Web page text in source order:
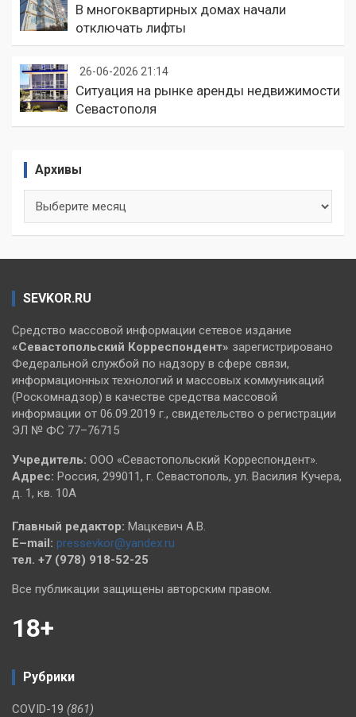
В многоквартирных домах начали
отключать лифты
26-06-2026 21:14
Ситуация на рынке аренды недвижимости
Севастополя
Архивы
SEVKOR.RU
Средство массовой информации сетевое издание
«Севастопольский Корреспондент» зарегистрировано
Федеральной службой по надзору в сфере связи,
информационных технологий и массовых коммуникаций
(Роскомнадзор) в качестве средства массовой
информации от 06.09.2019 г., свидетельство о регистрации
ЭЛ № ФС 77–76715
Учредитель: ООО «Севастопольский Корреспондент».
Адрес: Россия, 299011, г. Севастополь, ул. Василия Кучера,
д. 1, кв. 10А
Главный редактор: Мацкевич А.В.
E–mail: pressevkor@yandex.ru
тел. +7 (978) 918-52-25
Все публикации защищены авторским правом.
18+
Рубрики
COVID-19 (861)